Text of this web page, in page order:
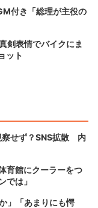
付き「総理が主役の
剣表情でバイクにま
ット
察せず？SNS拡散 内
育館にクーラーをつ
では」
」「あまりにも愕